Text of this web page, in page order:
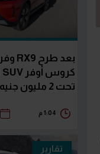
تحت 2 مليون جنيه
1:04 م
تقارير